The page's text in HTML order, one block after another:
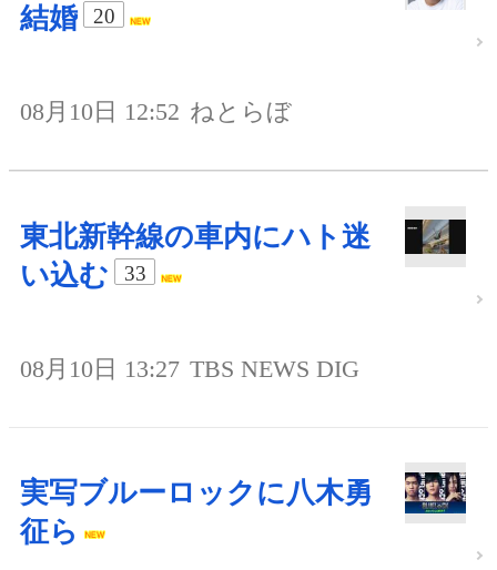
結婚
20
08月10日 12:52 ねとらぼ
東北新幹線の車内にハト迷
い込む
33
08月10日 13:27 TBS NEWS DIG
実写ブルーロックに八木勇
征ら